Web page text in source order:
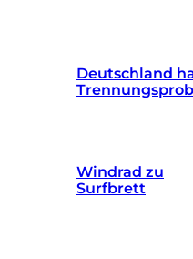
Deutschland
Windrad zu
Surfbrett